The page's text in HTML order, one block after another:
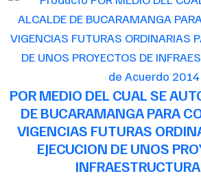
de Acuerdo 2014
POR MEDIO DEL CUAL SE
DE BUCARAMANGA PARA
VIGENCIAS FUTURAS
EJECUCION DE UNOS